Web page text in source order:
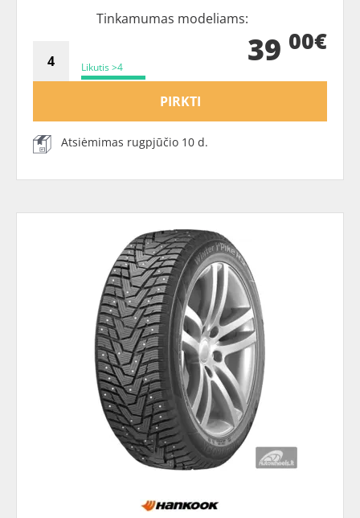
Tinkamumas modeliams:
Likutis >4 39 00€
PIRKTI
Atsiėmimas rugpjūčio 10 d.